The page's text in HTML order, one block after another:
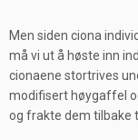
Men siden ciona
må vi ut å høste inn
cionaene stortrives
modifisert høygaffel
og frakte dem tilbake